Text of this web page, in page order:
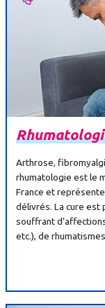
Arthrose,
rhumatologie est le
France et
délivrés. La cure est
souffrant
etc.), de